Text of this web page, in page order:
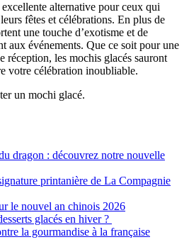
alternative pour ceux qui
fêtes et célébrations. En plus de
une touche d’exotisme et de
aux événements. Que ce soit pour une
réception, les mochis glacés sauront
votre célébration inoubliable.
un mochi glacé.
dragon : découvrez notre nouvelle
printanière de La Compagnie
le nouvel an chinois 2026
glacés en hiver ?
la gourmandise à la française